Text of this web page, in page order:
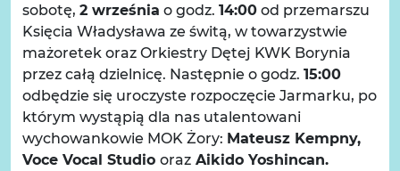
sobotę, 2 września o godz. 14:00od przemarszu
Księcia Władysława ze świtą, w towarzystwie
mażoretek oraz Orkiestry Dętej KWK Borynia
przez całą dzielnicę. Następnie o godz. 15:00
odbędzie się uroczyste rozpoczęcie Jarmarku, po
którym wystąpią dla nas utalentowani
wychowankowie MOK Żory: Mateusz Kempny,
Voce Vocal Studio orazAikido Yoshincan.